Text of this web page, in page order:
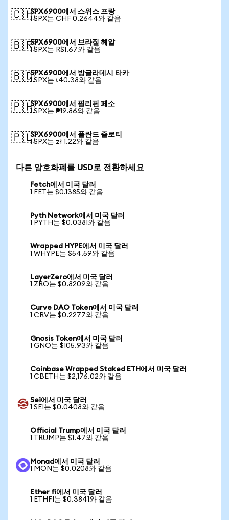
🇨🇭SPX6900에서 스위스 프랑
1 SPX는 CHF 0.2644와 같음
🇧🇷SPX6900에서 브라질 헤알
1 SPX는 R$1.67와 같음
🇧🇩SPX6900에서 방글라데시 타카
1 SPX는 ৳40.38와 같음
🇵🇭SPX6900에서 필리핀 페소
1 SPX는 ₱19.86와 같음
🇵🇱SPX6900에서 폴란드 즐로티
1 SPX는 zł 1.22와 같음
다른 암호화폐를 USD로 전환하세요
Fetch에서 미국 달러
1 FET는 $0.1385와 같음
Pyth Network에서 미국 달러
1 PYTH는 $0.0381와 같음
Wrapped HYPE에서 미국 달러
1 WHYPE는 $54.59와 같음
LayerZero에서 미국 달러
1 ZRO는 $0.8209와 같음
Curve DAO Token에서 미국 달러
1 CRV는 $0.2277와 같음
Gnosis Token에서 미국 달러
1 GNO는 $105.93와 같음
Coinbase Wrapped Staked ETH에서 미국 달러
1 CBETH는 $2,176.02와 같음
Sei에서 미국 달러
1 SEI는 $0.0408와 같음
Official Trump에서 미국 달러
1 TRUMP는 $1.47와 같음
Monad에서 미국 달러
1 MON는 $0.0208와 같음
Ether fi에서 미국 달러
1 ETHFI는 $0.3841와 같음